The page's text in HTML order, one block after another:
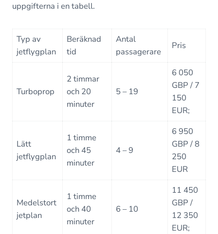
uppgifterna i en tabell.
Typ av
jetflygplan
Beräknad
tid
Antal
passagerare
Pris
Turboprop
2 timmar
och 20
minuter
5 – 19
6 050
GBP / 7
150
EUR;
Lätt
jetflygplan
1 timme
och 45
minuter
4 – 9
6 950
GBP / 8
250
EUR
Medelstort
jetplan
1 timme
och 40
minuter
6 – 10
11 450
GBP /
12 350
EUR;